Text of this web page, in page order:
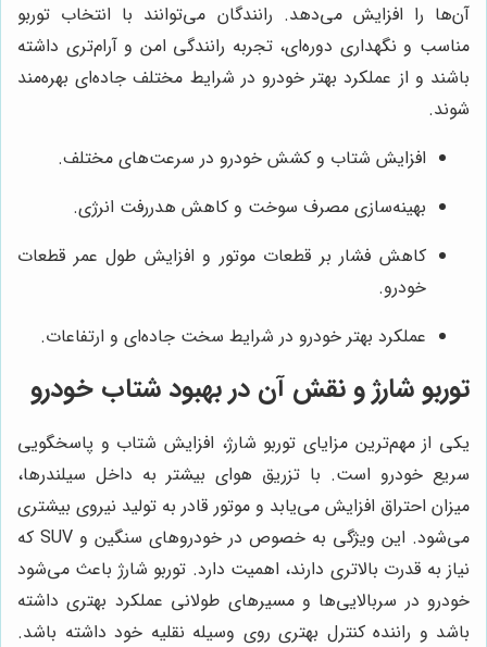
آن‌ها را افزایش می‌دهد. رانندگان می‌توانند با انتخاب توربو
مناسب و نگهداری دوره‌ای، تجربه رانندگی امن و آرام‌تری داشته
باشند و از عملکرد بهتر خودرو در شرایط مختلف جاده‌ای بهره‌مند
شوند.
افزایش شتاب و کشش خودرو در سرعت‌های مختلف.
بهینه‌سازی مصرف سوخت و کاهش هدررفت انرژی.
کاهش فشار بر قطعات موتور و افزایش طول عمر قطعات
خودرو.
عملکرد بهتر خودرو در شرایط سخت جاده‌ای و ارتفاعات.
توربو شارژ و نقش آن در بهبود شتاب خودرو
یکی از مهم‌ترین مزایای توربو شارژ، افزایش شتاب و پاسخگویی
سریع خودرو است. با تزریق هوای بیشتر به داخل سیلندرها،
میزان احتراق افزایش می‌یابد و موتور قادر به تولید نیروی بیشتری
می‌شود. این ویژگی به خصوص در خودروهای سنگین و SUV که
نیاز به قدرت بالاتری دارند، اهمیت دارد. توربو شارژ باعث می‌شود
خودرو در سربالایی‌ها و مسیرهای طولانی عملکرد بهتری داشته
باشد و راننده کنترل بهتری روی وسیله نقلیه خود داشته باشد.